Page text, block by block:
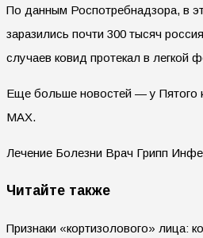
По данным Роспотребнадзора, в
заразились почти 300 тысяч
случаев ковид протекал в легкой
Еще больше новостей — у Пятого
MAX.
Лечение Болезни Врач Грипп
Читайте также
Признаки «кортизолового» лица: